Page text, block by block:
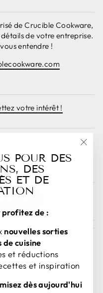
de Crucible Cookware,
de votre entreprise.
entendre !
votre intérêt !
Here!
Unis (USD $)
POUR DES
DES
ET DE
de :
nouvelles sorties
de cuisine
et réductions
et inspiration
dès aujourd'hui